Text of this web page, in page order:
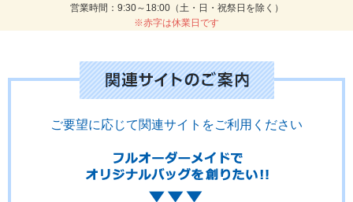
営業時間：9:30～18:00（土・日・祝祭日を除く）
※赤字は休業日です
ご要望に応じて関連サイトをご利用ください